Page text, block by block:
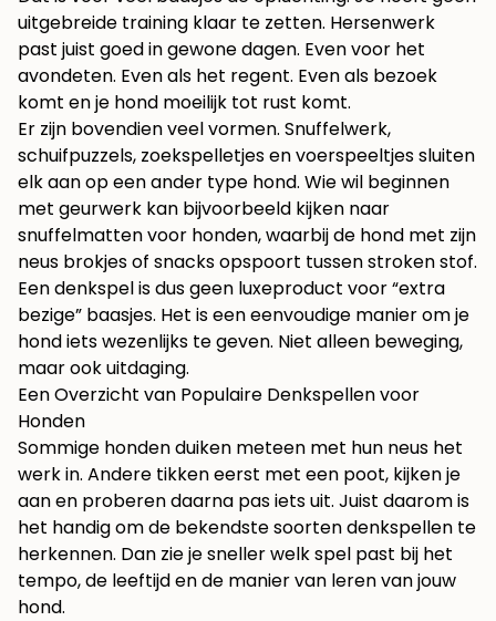
uitgebreide training klaar te zetten. Hersenwerk
past juist goed in gewone dagen. Even voor het
avondeten. Even als het regent. Even als bezoek
komt en je hond moeilijk tot rust komt.
Er zijn bovendien veel vormen. Snuffelwerk,
schuifpuzzels, zoekspelletjes en voerspeeltjes sluiten
elk aan op een ander type hond. Wie wil beginnen
met geurwerk kan bijvoorbeeld kijken naar
snuffelmatten voor honden, waarbij de hond met zijn
neus brokjes of snacks opspoort tussen stroken stof.
Een denkspel is dus geen luxeproduct voor “extra
bezige” baasjes. Het is een eenvoudige manier om je
hond iets wezenlijks te geven. Niet alleen beweging,
maar ook uitdaging.
Een Overzicht van Populaire Denkspellen voor
Honden
Sommige honden duiken meteen met hun neus het
werk in. Andere tikken eerst met een poot, kijken je
aan en proberen daarna pas iets uit. Juist daarom is
het handig om de bekendste soorten denkspellen te
herkennen. Dan zie je sneller welk spel past bij het
tempo, de leeftijd en de manier van leren van jouw
hond.